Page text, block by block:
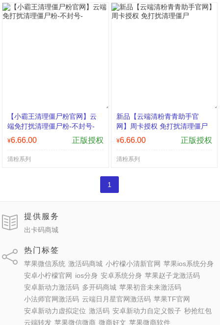
【小霸王清理僵尸粉官网】云
端免打扰清理僵尸粉-不封号-
¥6.66.00 正版授权
清粉系列
新品【云端清粉青青助手官
网】周卡授权 免打扰清理僵尸
¥6.66.00 正版授权
清粉系列
1
提供服务
出卡码商城
热门标签
苹果微信系统 激活码商城 小柠檬小清新官网 苹果ios系统分身
安卓小柠檬官网 ios分身 安卓系统分身 苹果赵子龙激活码
安卓新动力激活码 多开码商城 苹果初音未来激活码
小法师官网激活码 云端日月星官网激活码 苹果TF官网
安卓新动力虚拟定位 激活码 安卓新动力自定义骰子 秒抢红包
云端转发 苹果微信微商 微商好文 苹果微商软件